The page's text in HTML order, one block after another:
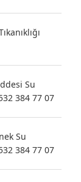
Su
384 77 07
Su
384 77 07